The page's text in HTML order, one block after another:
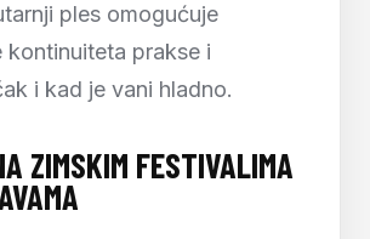
ples omogućuje
kontinuiteta prakse i
i kad je vani hladno.
ZIMSKIM FESTIVALIMA